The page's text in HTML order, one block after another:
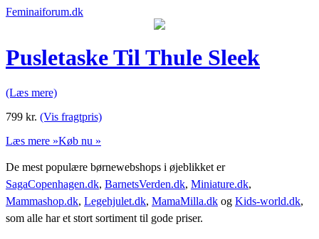
Feminaiforum.dk
Pusletaske Til Thule Sleek
(Læs mere)
799 kr. (Vis fragtpris)
Læs mere »Køb nu »
De mest populære børnewebshops i øjeblikket er
SagaCopenhagen.dk, BarnetsVerden.dk, Miniature.dk,
Mammashop.dk, Legehjulet.dk, MamaMilla.dk og Kids-world.dk,
som alle har et stort sortiment til gode priser.